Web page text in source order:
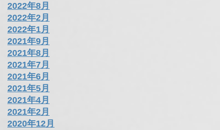
2022年8月
2022年2月
2022年1月
2021年9月
2021年8月
2021年7月
2021年6月
2021年5月
2021年4月
2021年2月
2020年12月